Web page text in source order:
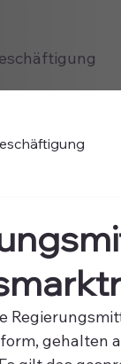
gehalten